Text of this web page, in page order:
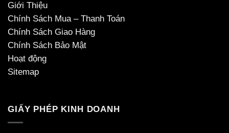
Giới Thiệu
Chính Sách Mua – Thanh Toán
Chính Sách Giao Hàng
Chính Sách Bảo Mật
Hoạt động
Sitemap
GIẤY PHÉP KINH DOANH